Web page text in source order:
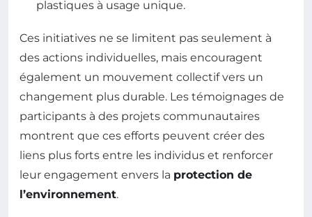
plastiques à usage unique.
Ces initiatives ne se limitent pas seulement à
des actions individuelles, mais encouragent
également un mouvement collectif vers un
changement plus durable. Les témoignages de
participants à des projets communautaires
montrent que ces efforts peuvent créer des
liens plus forts entre les individus et renforcer
leur engagement envers la protection de
l’environnement.